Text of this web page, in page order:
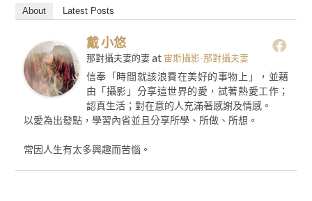
About Latest Posts
戴 小悠
那對攝夫妻的妻at 宙斯攝影-那對攝夫妻
信奉「時間就該浪費在美好的事物上」，並藉
由「攝影」分享這世界的愛，試著熱愛工作；
認真生活；對在意的人充滿著感謝及情感。
以愛為出發點，學習內省並且分享所學、所做、所想。
常因人生有太多興趣而苦惱。